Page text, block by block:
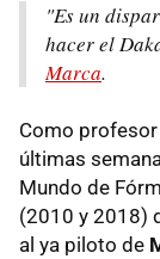
"Es un
hacer el
Marca.
Como
últimas
Mundo de
(2010 y 2018)
al ya piloto de